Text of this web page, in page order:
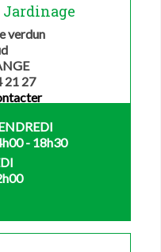
Jardinage
verdun
21 27
- 18h30